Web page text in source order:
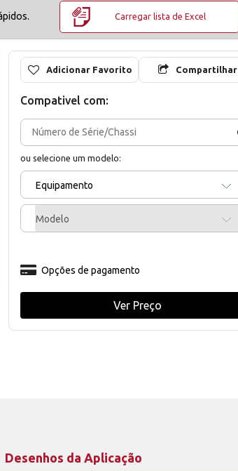
Carregar lista de Excel
Adicionar Favorito Compartilhar
Compativel com:
ou selecione um modelo:
Equipamento
Modelo
Opções de pagamento
Ver Preço
Desenhos da Aplicação